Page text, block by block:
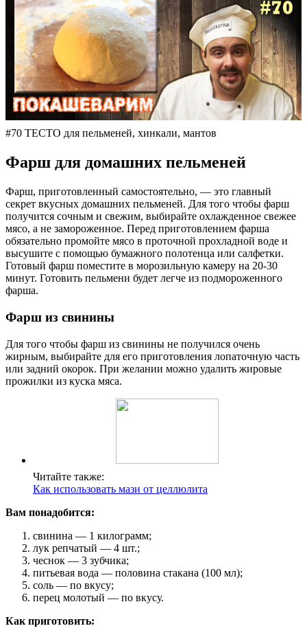
#70 ТЕСТО для пельменей, хинкали, мантов
Фарш для домашних пельменей
Фарш, приготовленный самостоятельно, — это главный
секрет вкусных домашних пельменей. Для того чтобы фарш
получится сочным и свежим, выбирайте охлажденное свежее
мясо, а не замороженное. Перед приготовлением фарша
обязательно промойте мясо в проточной прохладной воде и
высушите с помощью бумажного полотенца или салфетки.
Готовый фарш поместите в морозильную камеру на 20-30
минут. Готовить пельмени будет легче из подмороженного
фарша.
Фарш из свинины
Для того чтобы фарш из свинины не получился очень
жирным, выбирайте для его приготовления лопаточную часть
или задний окорок. При желании можно удалить жировые
прожилки из куска мяса.
Читайте также:
Как использовать мази от целлюлита
Вам понадобится:
свинина — 1 килограмм;
лук репчатый — 4 шт.;
чеснок — 3 зубчика;
питьевая вода — половина стакана (100 мл);
соль — по вкусу;
перец молотый — по вкусу.
Как приготовить: